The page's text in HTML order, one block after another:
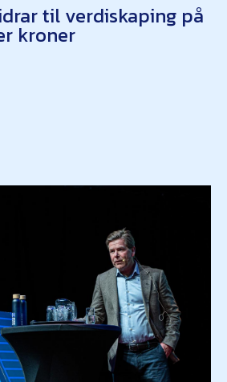
til verdiskaping på
kroner